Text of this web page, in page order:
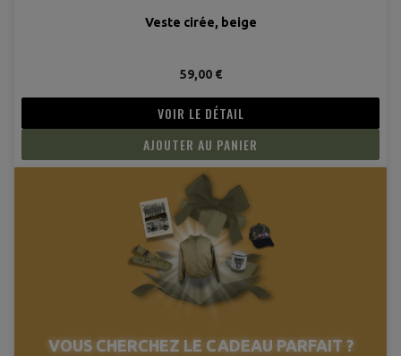
Veste cirée, beige
59,00 €
VOIR LE DÉTAIL
AJOUTER AU PANIER
VOUS CHERCHEZ LE CADEAU PARFAIT ?